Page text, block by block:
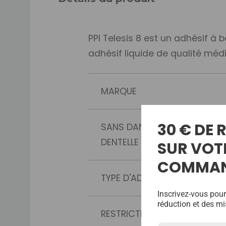
PPI Telesis 8 est un adhésif à
adhésif liquide de qualité
MARQUE
SANS DANGER POUR LA
DENTELLE
TYPE D'ADHÉSIF
RESTRICTIONS
30 € DE
SUR
Inscrivez-vous
réduction et des